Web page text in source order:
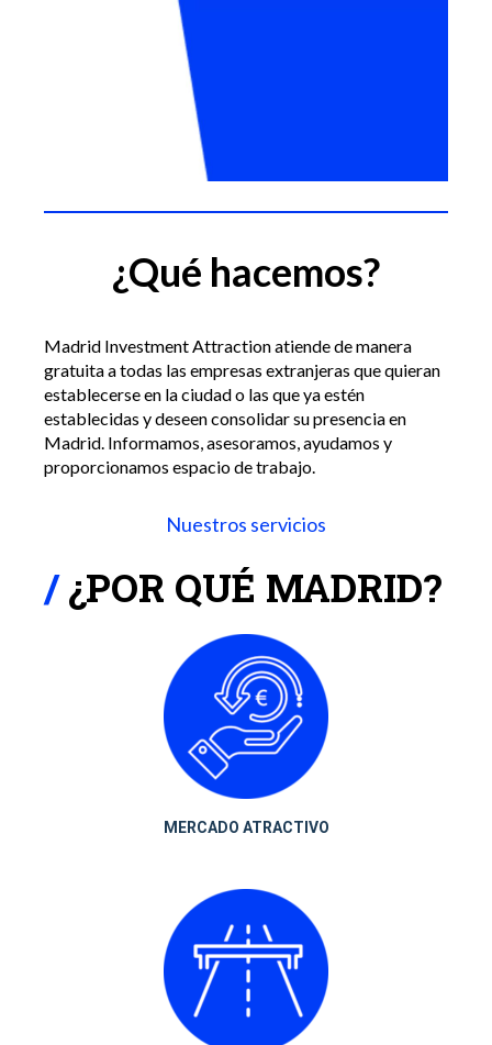
¿Qué hacemos?
Madrid Investment Attraction atiende de manera
gratuita a todas las empresas extranjeras que quieran
establecerse en la ciudad o las que ya estén
establecidas y deseen consolidar su presencia en
Madrid. Informamos, asesoramos, ayudamos y
proporcionamos espacio de trabajo.
Nuestros servicios
¿POR QUÉ MADRID?
MERCADO ATRACTIVO